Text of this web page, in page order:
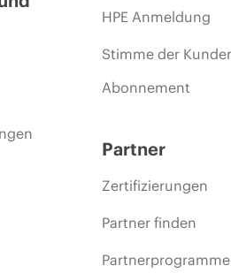
HPE Anmeldung
Stimme der
Abonnement
Partner
Zertifizierungen
Partner finden
Partnerprogramme